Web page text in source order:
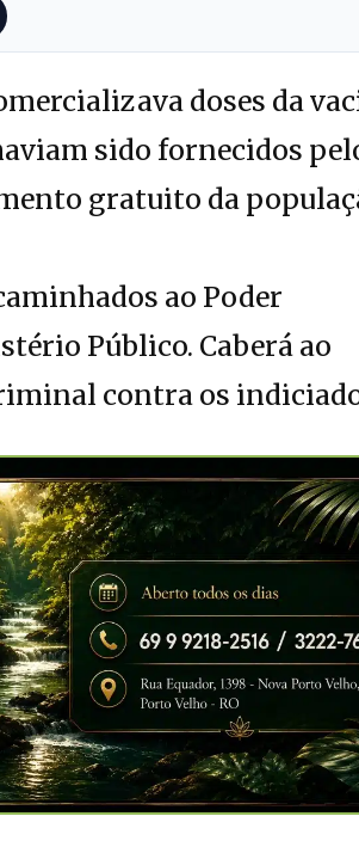
doses da
sido fornecidos
gratuito da
ao Poder
Público. Caberá ao
contra os